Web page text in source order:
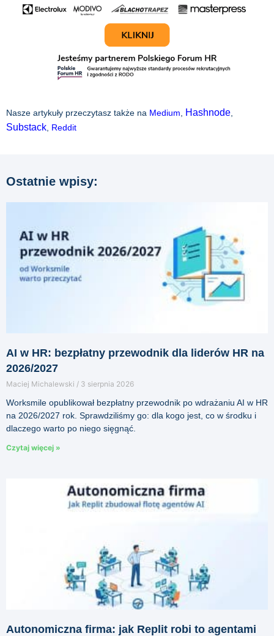
Nasze artykuły przeczytasz także na Medium Hashnode
Substack Reddit
Ostatnie wpisy:
AI w HR: bezpłatny przewodnik dla liderów HR na
2026/2027
Maciej Michalewski 3 sierpnia 2026
Worksmile opublikował bezpłatny przewodnik po wdrażaniu AI w HR
na 2026/2027 rok. Sprawdziliśmy go: dla kogo jest, co w środku i
dlaczego warto po niego sięgnąć.
Czytaj więcej »
Autonomiczna firma: jak Replit robi to agentami